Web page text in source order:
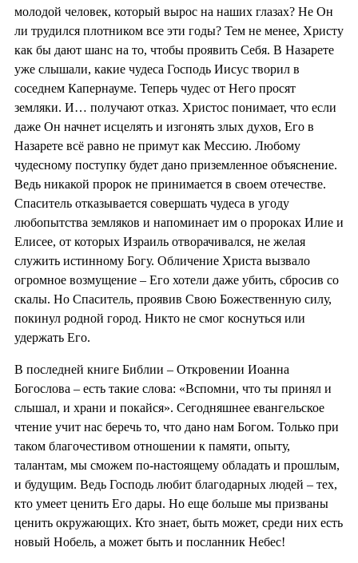
молодой человек, который вырос на наших глазах? Не Он
ли трудился плотником все эти годы? Тем не менее, Христу
как бы дают шанс на то, чтобы проявить Себя. В Назарете
уже слышали, какие чудеса Господь Иисус творил в
соседнем Капернауме. Теперь чудес от Него просят
земляки. И… получают отказ. Христос понимает, что если
даже Он начнет исцелять и изгонять злых духов, Его в
Назарете всё равно не примут как Мессию. Любому
чудесному поступку будет дано приземленное объяснение.
Ведь никакой пророк не принимается в своем отечестве.
Спаситель отказывается совершать чудеса в угоду
любопытства земляков и напоминает им о пророках Илие и
Елисее, от которых Израиль отворачивался, не желая
служить истинному Богу. Обличение Христа вызвало
огромное возмущение – Его хотели даже убить, сбросив со
скалы. Но Спаситель, проявив Свою Божественную силу,
покинул родной город. Никто не смог коснуться или
удержать Его.
В последней книге Библии – Откровении Иоанна
Богослова – есть такие слова: «Вспомни, что ты принял и
слышал, и храни и покайся». Сегодняшнее евангельское
чтение учит нас беречь то, что дано нам Богом. Только при
таком благочестивом отношении к памяти, опыту,
талантам, мы сможем по-настоящему обладать и прошлым,
и будущим. Ведь Господь любит благодарных людей – тех,
кто умеет ценить Его дары. Но еще больше мы призваны
ценить окружающих. Кто знает, быть может, среди них есть
новый Нобель, а может быть и посланник Небес!